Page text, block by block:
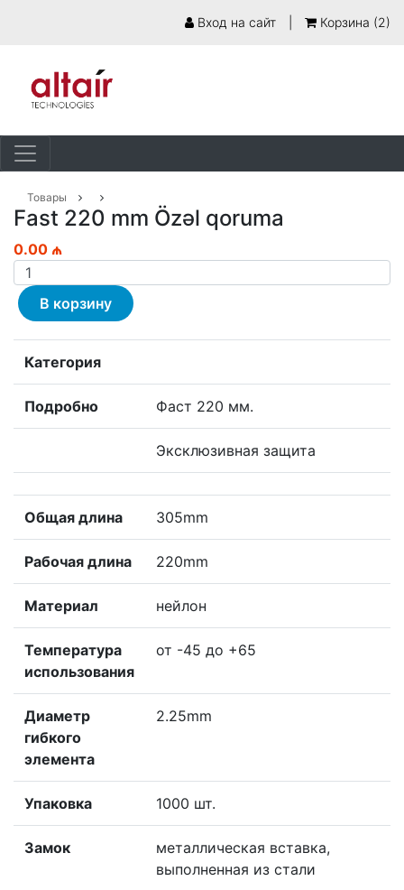
Вход на сайт Корзина (2)
Товары
Fast 220 mm Özəl qoruma
0.00 ₼
В корзину
Категория
Подробно Фаст 220 мм.
Эксклюзивная защита
Общая длина 305mm
Рабочая длина 220mm
Материал нейлон
Температура
использования
от -45 до +65
Диаметр
гибкого
элемента
2.25mm
Упаковка 1000 шт.
Замок
металлическая вставка,
выполненная из стали